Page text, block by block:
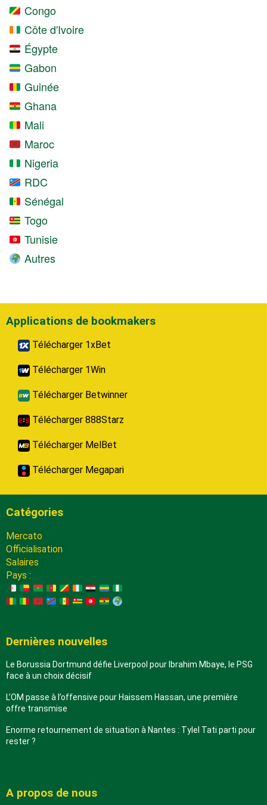
Congo
Côte d'Ivoire
Égypte
Gabon
Guinée
Ghana
Mali
Maroc
Nigeria
RDC
Sénégal
Togo
Tunisie
Autres
Applications de bookmakers
Télécharger 1xBet
Télécharger 1Win
Télécharger Betwinner
Télécharger 888Starz
Télécharger MelBet
Télécharger Megapari
Catégories
Mercato
Officialisation
Salaires
Pays :
Dernières nouvelles
Le Borussia Dortmund défie Liverpool pour Ibrahim Mbaye, le PSG
face à un choix décisif
L’OM passe à l’offensive pour Haissem Hassan, une première
offre transmise
Enorme retournement de situation à Nantes : Tylel Tati parti pour
rester ?
A propos de nous